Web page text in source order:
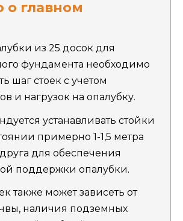
о главном
из 25 досок для
фундамента необходимо
шаг стоек с учетом
и нагрузок на опалубку.
устанавливать стойки
примерно 1-1,5 метра
для обеспечения
поддержки опалубки.
также может зависеть от
наличия подземных